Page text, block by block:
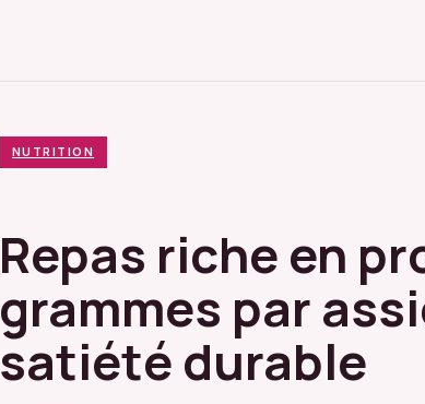
NUTRITION
Repas riche en
grammes par
satiété durable